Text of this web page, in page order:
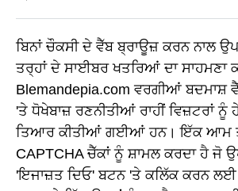
ਬਿਨਾਂ ਚੌਕਸੀ ਦੇ ਵੈੱਬ ਬ੍ਰਾਊਜ਼ ਕਰਨ ਨਾਲ
ਤਰ੍ਹਾਂ ਦੇ ਸਾਈਬਰ ਖਤਰਿਆਂ ਦਾ ਸਾਹਮਣਾ
Blemandepia.com ਵਰਗੀਆਂ ਬਦਮਾਸ਼
'ਤੇ ਧੋਖੇਬਾਜ਼ ਰਣਨੀਤੀਆਂ ਰਾਹੀਂ ਵਿਜ਼ਟਰਾਂ ਨੂੰ
ਤਿਆਰ ਕੀਤੀਆਂ ਗਈਆਂ ਹਨ। ਇੱਕ ਆਮ
CAPTCHA ਚੈੱਕਾਂ ਨੂੰ ਸ਼ਾਮਲ ਕਰਦਾ ਹੈ ਜੋ
'ਇਜਾਜ਼ਤ ਦਿਓ' ਬਟਨ 'ਤੇ ਕਲਿੱਕ ਕਰਨ